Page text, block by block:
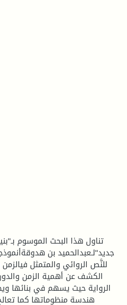
تناول هذا البحث الموسوم
جديد"لـعبدالحميد بن
للنَّص الروائي والمتمثل
الكشف عن أهمية الزمن
الرواية حيث يسهم في بنائها
هندسة منظوماتها كما